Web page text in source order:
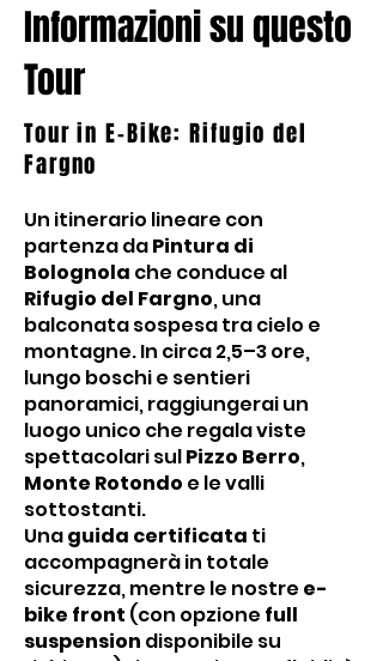
Informazioni su questo
Tour
Tour in E-Bike: Rifugio del
Fargno
Un itinerario lineare con
partenza daPintura di
Bolognola che conduce al
Rifugio del Fargno, una
balconata sospesa tra cielo e
montagne. In circa 2,5–3 ore,
lungo boschi e sentieri
panoramici, raggiungerai un
luogo unico che regala viste
spettacolari sulPizzo Berro,
Monte Rotondo e le valli
sottostanti.
Unaguida certificata ti
accompagnerà in totale
sicurezza, mentre le nostre e-
bike front (con opzione full
suspension disponibile su